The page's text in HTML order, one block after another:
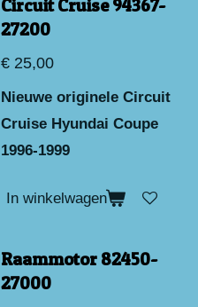
Circuit Cruise 94367-
27200
€ 25,00
Nieuwe originele Circuit
Cruise Hyundai Coupe
1996-1999
In winkelwagen
Raammotor 82450-
27000